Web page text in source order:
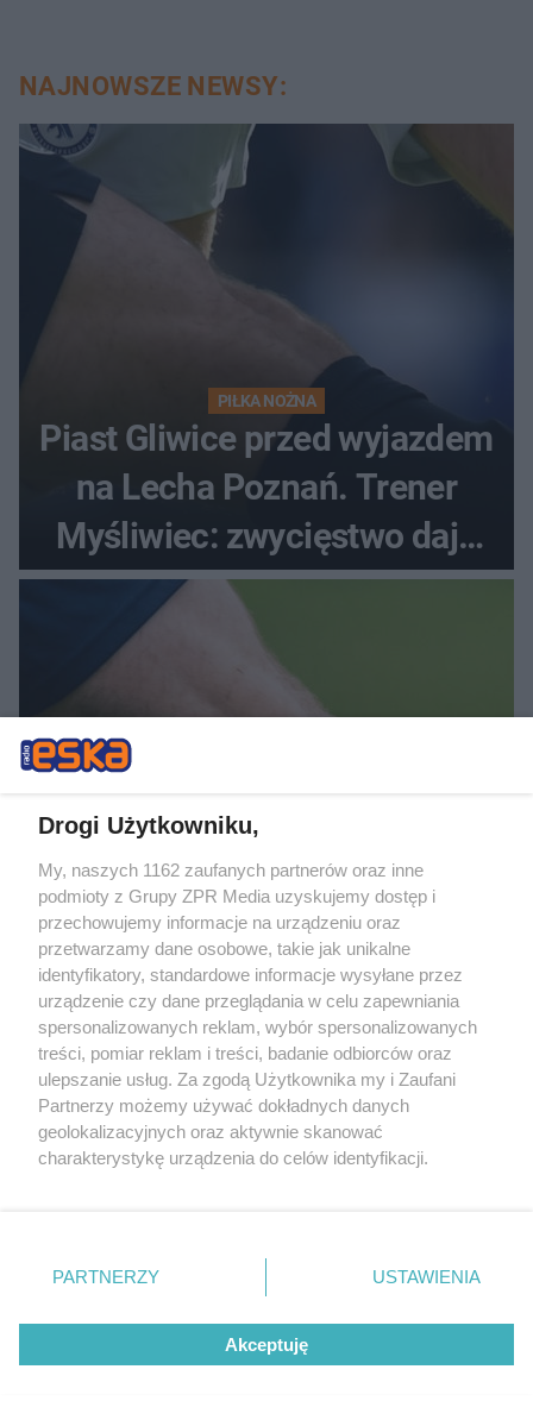
NAJNOWSZE NEWSY:
PIŁKA NOŻNA
Piast Gliwice przed wyjazdem
na Lecha Poznań. Trener
Myśliwiec: zwycięstwo daje
satysfakcję
Śląsk Wrocław - Cracovia.
Kto faworytem niedzielnego
starcia?
Mecz Jagiellonia Białystok.
Drogi Użytkowniku,
My, naszych 1162 zaufanych partnerów oraz inne
podmioty z Grupy ZPR Media uzyskujemy dostęp i
przechowujemy informacje na urządzeniu oraz
przetwarzamy dane osobowe, takie jak unikalne
identyfikatory, standardowe informacje wysyłane przez
urządzenie czy dane przeglądania w celu zapewniania
spersonalizowanych reklam, wybór spersonalizowanych
treści, pomiar reklam i treści, badanie odbiorców oraz
ulepszanie usług. Za zgodą Użytkownika my i Zaufani
Partnerzy możemy używać dokładnych danych
geolokalizacyjnych oraz aktywnie skanować
charakterystykę urządzenia do celów identyfikacji.
zmienić/wycofać klikając przycisk ustawień prywatności
znajdujący się w lewym dolnym rogu strony
rodzaje przetwarzania danych nie wymagają zgody
użytkownika, ale masz prawo sprzeciwić się takiemu
przetwarzaniu. Preferencje będą miały zastosowanie tylko
PARTNERZY USTAWIENIA
Akceptuję